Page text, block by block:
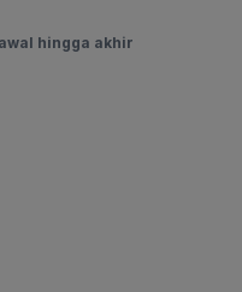
hingga akhir